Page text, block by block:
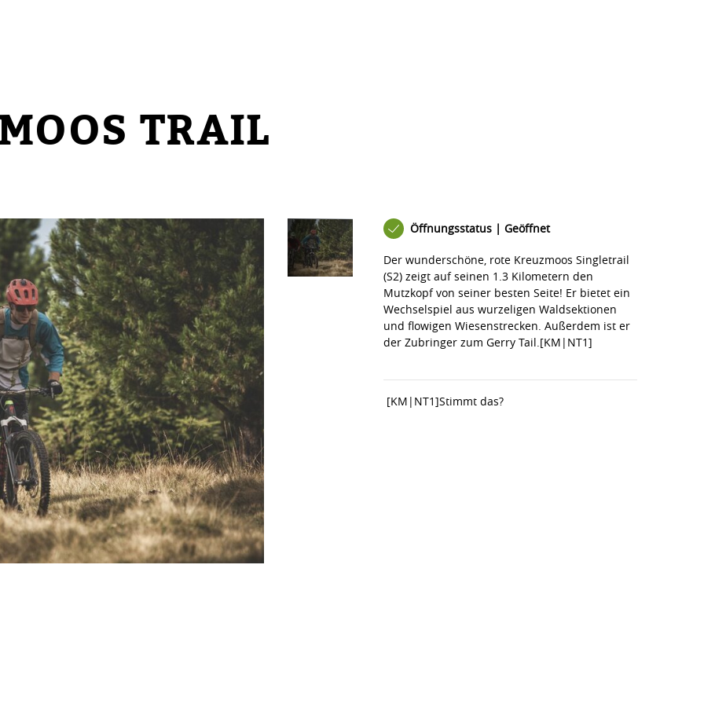
TRAIL
Öffnungsstatus | Geöffnet
Der wunderschöne, rote Kreuzmoos Singletrail
(S2) zeigt auf seinen 1.3 Kilometern den
Mutzkopf von seiner besten Seite! Er bietet ein
Wechselspiel aus wurzeligen Waldsektionen
und flowigen Wiesenstrecken. Außerdem ist er
derZubringer zum Gerry Tail.[KM|NT1]
[KM|NT1]Stimmt das?